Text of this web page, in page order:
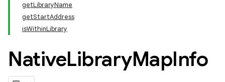
getLibraryName
getStartAddress
isWithinLibrary
NativeLibraryMapInfo